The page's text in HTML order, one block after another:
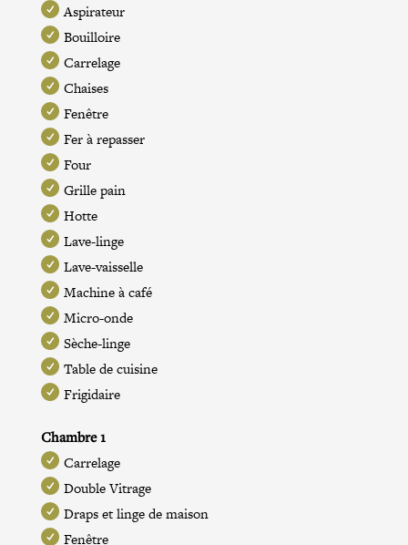
Aspirateur
Bouilloire
Carrelage
Chaises
Fenêtre
Fer à repasser
Four
Grille pain
Hotte
Lave-linge
Lave-vaisselle
Machine à café
Micro-onde
Sèche-linge
Table de cuisine
Frigidaire
Chambre 1
Carrelage
Double Vitrage
Draps et linge de maison
Fenêtre